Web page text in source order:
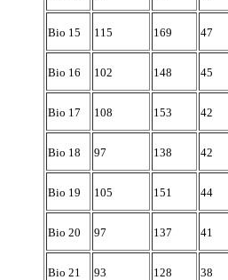
Bio 15 115 169 47
Bio 16 102 148 45
Bio 17 108 153 42
Bio 18 97 138 42
Bio 19 105 151 44
Bio 20 97 137 41
Bio 21 93 128 38